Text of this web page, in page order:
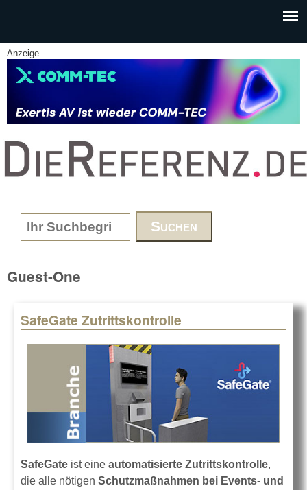
Anzeige
www.DieReferenz.de
Search form
Guest-One
SafeGate Zutrittskontrolle
SafeGate ist eine automatisierte Zutrittskontrolle,
die alle nötigen Schutzmaßnahmen bei Events- und